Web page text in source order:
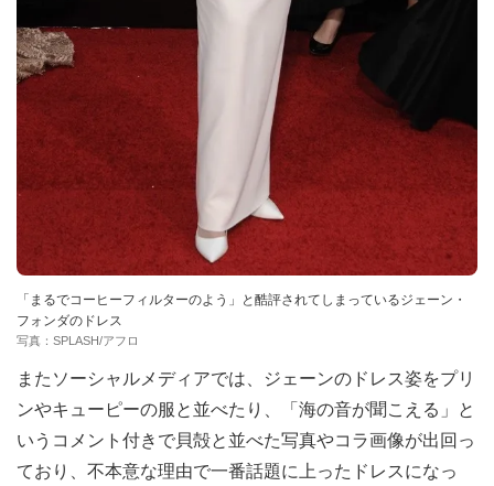
「まるでコーヒーフィルターのよう」と酷評されてしまっているジェーン・
フォンダのドレス
写真：SPLASH/アフロ
またソーシャルメディアでは、ジェーンのドレス姿をプリ
ンやキューピーの服と並べたり、「海の音が聞こえる」と
いうコメント付きで貝殻と並べた写真やコラ画像が出回っ
ており、不本意な理由で一番話題に上ったドレスになっ